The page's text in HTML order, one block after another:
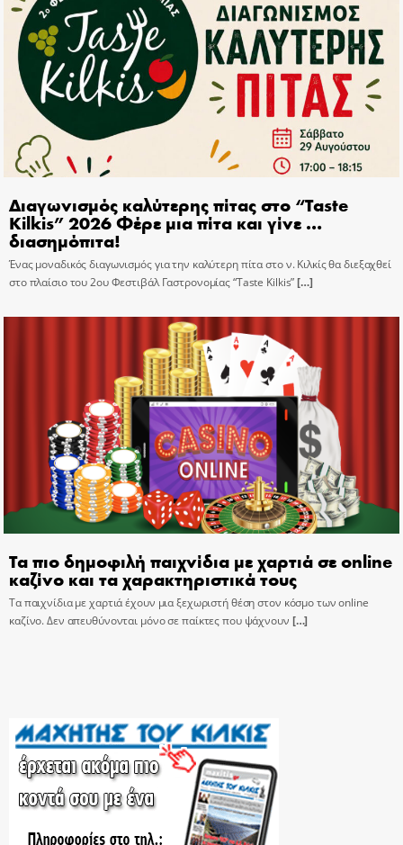
Διαγωνισμός καλύτερης πίτας στο “Taste
Kilkis” 2026 Φέρε μια πίτα και γίνε …
διασημόπιτα!
Ένας μοναδικός διαγωνισμός για την καλύτερη πίτα στο ν. Κιλκίς θα διεξαχθεί
στο πλαίσιο του 2ου Φεστιβάλ Γαστρονομίας “Taste Kilkis”[…]
Τα πιο δημοφιλή παιχνίδια με χαρτιά σε online
καζίνο και τα χαρακτηριστικά τους
Τα παιχνίδια με χαρτιά έχουν μια ξεχωριστή θέση στον κόσμο των online
καζίνο. Δεν απευθύνονται μόνο σε παίκτες που ψάχνουν […]